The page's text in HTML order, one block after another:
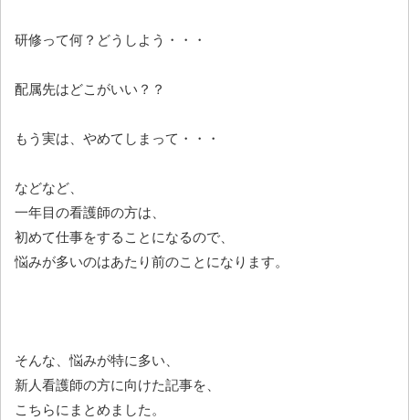
研修って何？どうしよう・・・
配属先はどこがいい？？
もう実は、やめてしまって・・・
などなど、
一年目の看護師の方は、
初めて仕事をすることになるので、
悩みが多いのはあたり前のことになります。
そんな、悩みが特に多い、
新人看護師の方に向けた記事を、
こちらにまとめました。